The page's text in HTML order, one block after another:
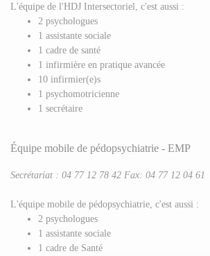
L'équipe de l'HDJ Intersectoriel, c'est aussi :
2 psychologues
1 assistante sociale
1 cadre de santé
1 infirmière en pratique avancée
10 infirmier(e)s
1 psychomotricienne
1 secrétaire
Équipe mobile de pédopsychiatrie - EMP
Secrétariat : 04 77 12 78 42 Fax: 04 77 12 04 61
L'équipe mobile de pédopsychiatrie, c'est aussi :
2 psychologues
1 assistante sociale
1 cadre de Santé